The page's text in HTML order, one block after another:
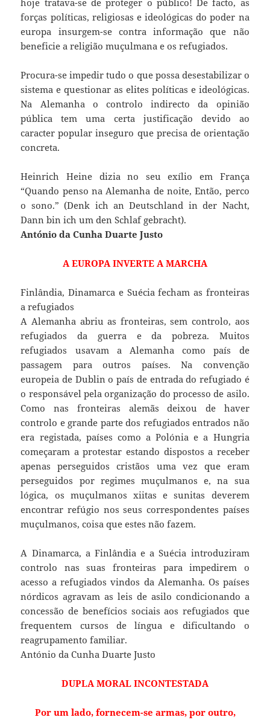
hoje tratava-se de proteger o público! De facto, as
forças políticas, religiosas e ideológicas do poder na
europa insurgem-se contra informação que não
beneficie a religião muçulmana e os refugiados.
Procura-se impedir tudo o que possa desestabilizar o
sistema e questionar as elites políticas e ideológicas.
Na Alemanha o controlo indirecto da opinião
pública tem uma certa justificação devido ao
caracter popular inseguro que precisa de orientação
concreta.
Heinrich Heine dizia no seu exílio em França
“Quando penso na Alemanha de noite, Então, perco
o sono.” (Denk ich an Deutschland in der Nacht,
Dann bin ich um den Schlaf gebracht).
António da Cunha Duarte Justo
A EUROPA INVERTE A MARCHA
Finlândia, Dinamarca e Suécia fecham as fronteiras
a refugiados
A Alemanha abriu as fronteiras, sem controlo, aos
refugiados da guerra e da pobreza. Muitos
refugiados usavam a Alemanha como país de
passagem para outros países. Na convenção
europeia de Dublin o país de entrada do refugiado é
o responsável pela organização do processo de asilo.
Como nas fronteiras alemãs deixou de haver
controlo e grande parte dos refugiados entrados não
era registada, países como a Polónia e a Hungria
começaram a protestar estando dispostos a receber
apenas perseguidos cristãos uma vez que eram
perseguidos por regimes muçulmanos e, na sua
lógica, os muçulmanos xiitas e sunitas deverem
encontrar refúgio nos seus correspondentes países
muçulmanos, coisa que estes não fazem.
A Dinamarca, a Finlândia e a Suécia introduziram
controlo nas suas fronteiras para impedirem o
acesso a refugiados vindos da Alemanha. Os países
nórdicos agravam as leis de asilo condicionando a
concessão de benefícios sociais aos refugiados que
frequentem cursos de língua e dificultando o
reagrupamento familiar.
António da Cunha Duarte Justo
DUPLA MORAL INCONTESTADA
Por um lado, fornecem-se armas, por outro,